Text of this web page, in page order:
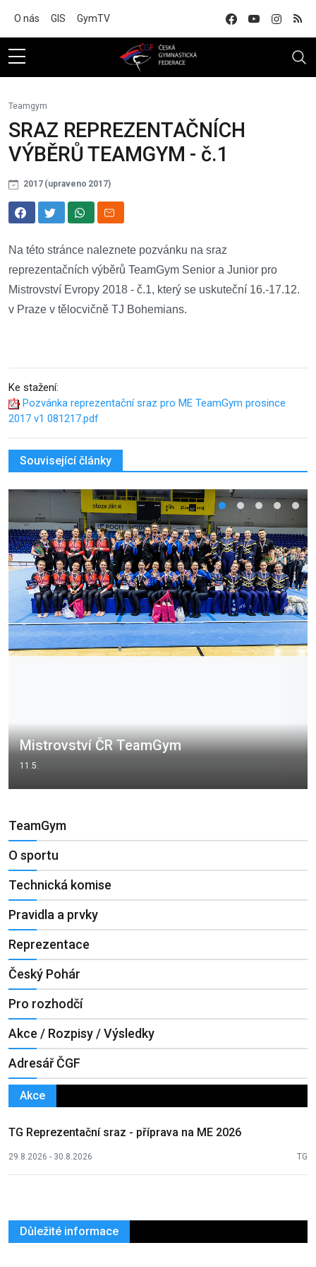
O nás GIS GymTV
Teamgym
SRAZ REPREZENTAČNÍCH
VÝBĚRŮ TEAMGYM - č.1
2017 (upraveno 2017)
Na této stránce naleznete pozvánku na sraz
reprezentačních výběrů TeamGym Senior a Junior pro
Mistrovství Evropy 2018 - č.1, který se uskuteční 16.-17.12.
v Praze v tělocvičně TJ Bohemians.
Ke stažení:
Pozvánka reprezentační sraz pro ME TeamGym prosince
2017 v1 081217.pdf
Související články
Mistrovství ČR TeamGym
11.5.
TeamGym
O sportu
Technická komise
Pravidla a prvky
Reprezentace
Český Pohár
Pro rozhodčí
Akce / Rozpisy / Výsledky
Adresář ČGF
Akce
TG Reprezentační sraz - příprava na ME 2026
29.8.2026 - 30.8.2026 TG
Důležité informace